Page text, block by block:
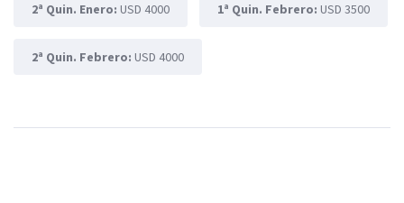
2ª Quin. Enero: USD 4000 1ª Quin. Febrero: USD 3500
2ª Quin. Febrero: USD 4000